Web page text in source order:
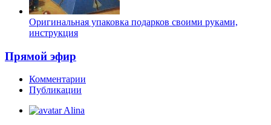
Оригинальная упаковка подарков своими руками,
инструкция
Прямой эфир
Комментарии
Публикации
Alina